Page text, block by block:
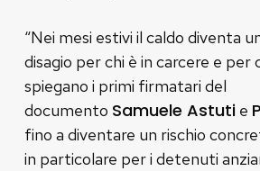
“Nei mesi estivi il caldo diventa
disagio per chi è in carcere e per
spiegano i primi firmatari del
documento Samuele Astutie
fino a diventare un rischio
in particolare per i detenuti